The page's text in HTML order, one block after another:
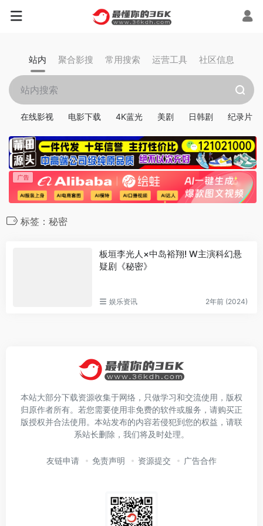
站内 聚合影搜 常用搜索 运营工具 社区信息
在线影视 电影下载 4K蓝光 美剧 日韩剧 纪录片
标签：秘密
板垣李光人×中岛裕翔! W主演科幻悬
疑剧《秘密》
娱乐资讯 2年前 (2024)
本站大部分下载资源收集于网络，只做学习和交流使用，版权
归原作者所有。若您需要使用非免费的软件或服务，请购买正
版授权并合法使用。本站发布的内容若侵犯到您的权益，请联
系站长删除，我们将及时处理。
友链申请 免责声明 资源提交 广告合作